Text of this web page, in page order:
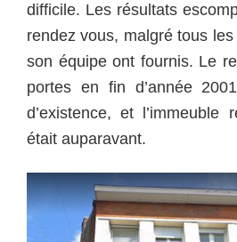
difficile. Les résultats
rendez vous, malgré tous
son équipe ont fournis. Le
portes en fin d’année
d’existence, et l’immeuble
était auparavant.